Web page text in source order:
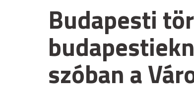
Budapesti
szóban a